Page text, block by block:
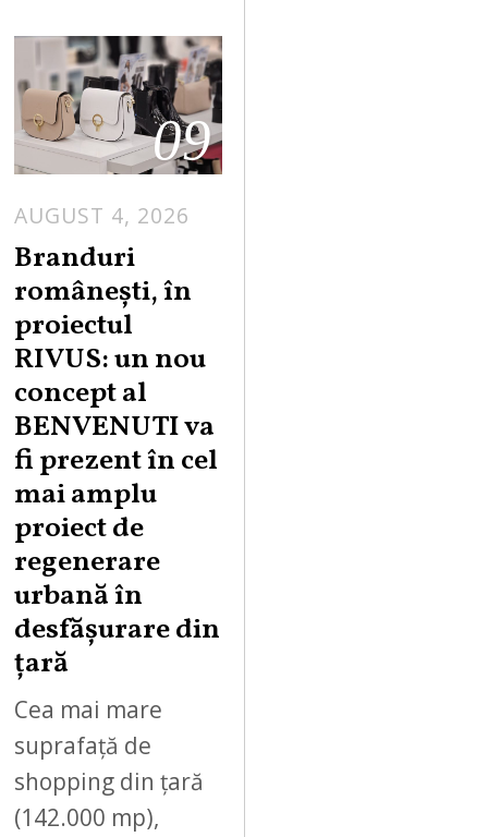
09
AUGUST 4, 2026
Branduri
românești, în
proiectul
RIVUS: un nou
concept al
BENVENUTI va
fi prezent în cel
mai amplu
proiect de
regenerare
urbană în
desfășurare din
țară
Cea mai mare
suprafață de
shopping din țară
(142.000 mp),